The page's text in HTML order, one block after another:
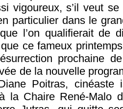
vigoureux, s’il veut
particulier dans le
l’on qualifierait de
ce fameux
prochaine
de la nouvelle
Poitras, cinéaste
la Chaire René-Malo